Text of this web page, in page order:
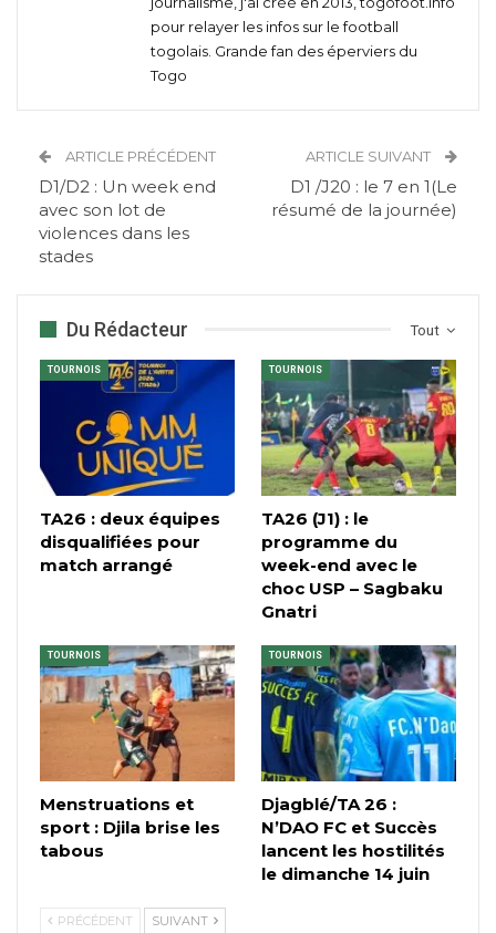
pour relayer les infos sur le football
togolais. Grande fan des éperviers du
Togo
ARTICLE PRÉCÉDENT
D1/D2 : Un week end
avec son lot de
violences dans les
stades
ARTICLE SUIVANT
D1 /J20 : le 7 en 1(Le
résumé de la journée)
Tout
Du Rédacteur
TOURNOIS
TA26 : deux équipes
disqualifiées pour
match arrangé
TOURNOIS
TA26 (J1) : le
programme du
week-end avec le
choc USP – Sagbaku
Gnatri
TOURNOIS
Menstruations et
sport : Djila brise les
tabous
TOURNOIS
Djagblé/TA 26 :
N’DAO FC et Succès
lancent les hostilités
le dimanche 14 juin
PRÉCÉDENT SUIVANT